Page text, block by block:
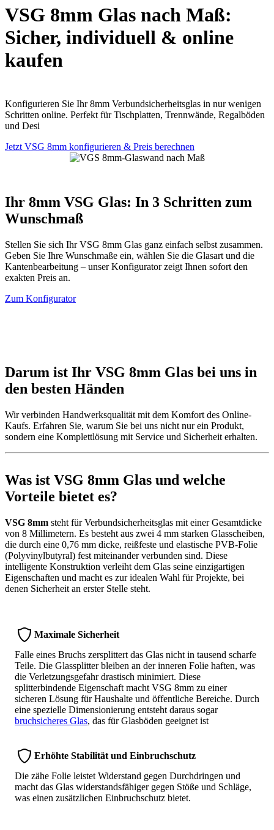
VSG 8mm Glas nach Maß:
Sicher, individuell & online
kaufen
Konfigurieren Sie Ihr 8mm Verbundsicherheitsglas in nur wenigen
Schritten online. Perfekt für Tischplatten, Trennwände, Regalböden
und Desi
Jetzt VSG 8mm konfigurieren & Preis berechnen
Ihr 8mm VSG Glas: In 3 Schritten zum
Wunschmaß
Stellen Sie sich Ihr VSG 8mm Glas ganz einfach selbst zusammen.
Geben Sie Ihre Wunschmaße ein, wählen Sie die Glasart und die
Kantenbearbeitung – unser Konfigurator zeigt Ihnen sofort den
exakten Preis an.
Zum Konfigurator
Darum ist Ihr VSG 8mm Glas bei uns in
den besten Händen
Wir verbinden Handwerksqualität mit dem Komfort des Online-
Kaufs. Erfahren Sie, warum Sie bei uns nicht nur ein Produkt,
sondern eine Komplettlösung mit Service und Sicherheit erhalten.
Was ist VSG 8mm Glas und welche
Vorteile bietet es?
VSG 8mm steht für Verbundsicherheitsglas mit einer Gesamtdicke
von 8 Millimetern. Es besteht aus zwei 4 mm starken Glasscheiben,
die durch eine 0,76 mm dicke, reißfeste und elastische PVB-Folie
(Polyvinylbutyral) fest miteinander verbunden sind. Diese
intelligente Konstruktion verleiht dem Glas seine einzigartigen
Eigenschaften und macht es zur idealen Wahl für Projekte, bei
denen Sicherheit an erster Stelle steht.
Maximale Sicherheit
Falle eines Bruchs zersplittert das Glas nicht in tausend scharfe
Teile. Die Glassplitter bleiben an der inneren Folie haften, was
die Verletzungsgefahr drastisch minimiert. Diese
splitterbindende Eigenschaft macht VSG 8mm zu einer
sicheren Lösung für Haushalte und öffentliche Bereiche. Durch
eine spezielle Dimensionierung entsteht daraus sogar
bruchsicheres Glas, das für Glasböden geeignet ist
Erhöhte Stabilität und Einbruchschutz
Die zähe Folie leistet Widerstand gegen Durchdringen und
macht das Glas widerstandsfähiger gegen Stöße und Schläge,
was einen zusätzlichen Einbruchschutz bietet.